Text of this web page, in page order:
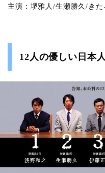
主演：堺雅人/生瀬勝久/き
12人の優しい日本人